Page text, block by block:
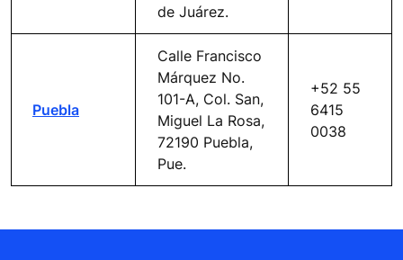
de Juárez.
Puebla
Calle Francisco
Márquez No.
101-A, Col. San,
Miguel La Rosa,
72190 Puebla,
Pue.
+52 55
6415
0038